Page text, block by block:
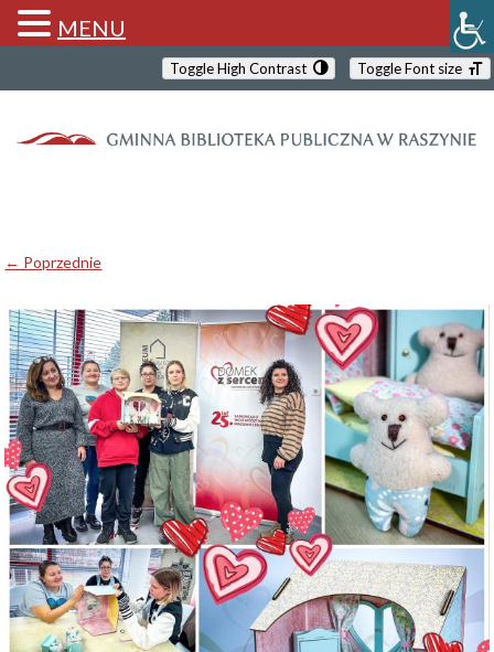
Toggle High Contrast Toggle Font size
← Poprzednie
MENU